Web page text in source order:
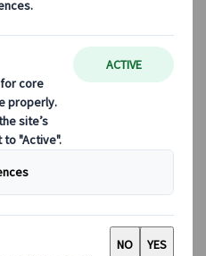
cada temporada